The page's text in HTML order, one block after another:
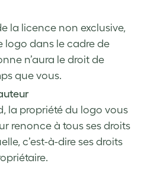
la licence non exclusive,
logo dans le cadre de
n’aura le droit de
que vous.
la propriété du logo vous
renonce à tous ses droits
c’est-à-dire ses droits